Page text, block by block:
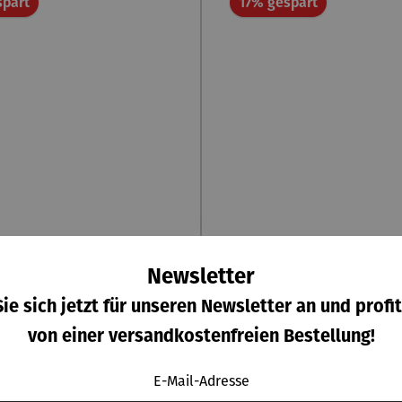
| gold | Centum -
Walter Gropius
Kette | Walnussholz –
Newsletter
sich jetzt für unseren Newsletter an und
von einer versandkostenfreien Bestellung!
E-Mail-Adresse